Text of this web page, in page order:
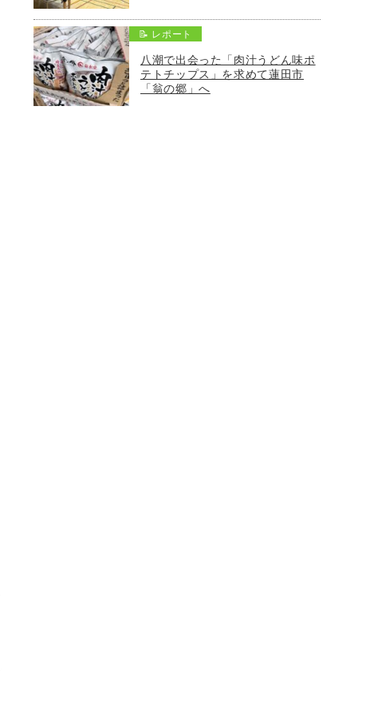
📝 レポート
八潮で出会った「肉汁うどん味ポ
テトチップス」を求めて蓮田市
「翁の郷」へ